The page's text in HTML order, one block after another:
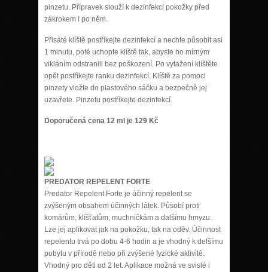
pinzetu. Přípravek slouží k dezinfekci pokožky před
zákrokem i po něm.
Přisáté klíště postříkejte dezinfekcí a nechte působit asi
1 minutu, poté uchopte klíště tak, abyste ho mírným
vikláním odstranili bez poškození. Po vytažení klíštěte
opět postříkejte ranku dezinfekcí. Klíště za pomoci
pinzety vložte do plastového sáčku a bezpečně jej
uzavřete. Pinzetu postříkejte dezinfekcí.
Doporučená cena 12 ml je 129 Kč
PREDATOR REPELENT FORTE
Predator Repelent Forte je účinný repelent se
zvýšeným obsahem účinných látek. Působí proti
komárům, klíšťatům, muchničkám a dalšímu hmyzu.
Lze jej aplikovat jak na pokožku, tak na oděv. Účinnost
repelentu trvá po dobu 4-6 hodin a je vhodný k delšímu
pobytu v přírodě nebo při zvýšené fyzické aktivitě.
Vhodný pro děti od 2 let. Aplikace možná ve svislé i